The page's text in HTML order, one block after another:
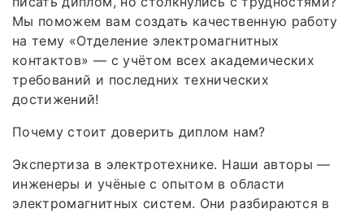
Мы поможем вам создать качественную работу
на тему «Отделение электромагнитных
контактов» — с учётом всех академических
требований и последних технических
достижений!
Почему стоит доверить диплом нам?
Экспертиза в электротехнике. Наши авторы —
инженеры и учёные с опытом в области
электромагнитных систем. Они разбираются в